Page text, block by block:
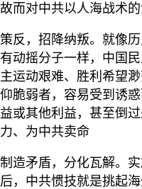
故而对中共以人海战术的
策反，招降纳叛。就像
有动摇分子一样，中国
主运动艰难、胜利希望
仰脆弱者，容易受到诱
益或其他利益，甚至倒
力、为中共卖命
制造矛盾，分化瓦解。
后，中共惯技就是挑起